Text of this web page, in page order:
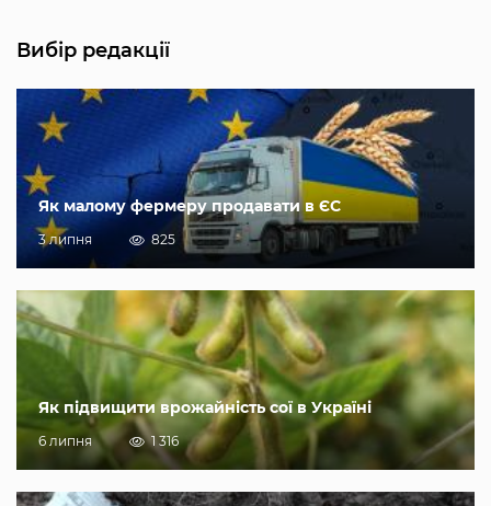
Вибір редакції
Як малому фермеру продавати в ЄС
3 липня 825
Як підвищити врожайність сої в Україні
6 липня 1 316